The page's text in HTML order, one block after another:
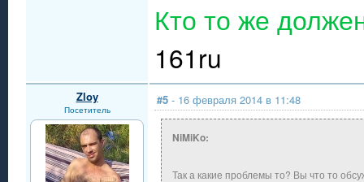
Кто то же
161ru
Zloy
Посетитель
#5 - 16 февраля 2014 в 11:48
NiMiKo:
Так а какие проблемы то? Вы что то